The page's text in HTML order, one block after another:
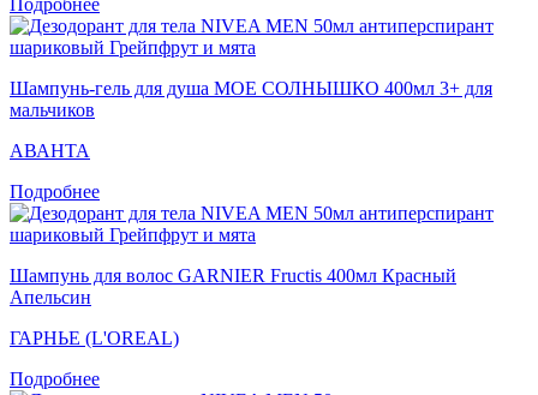
Подробнее
Шампунь-гель для душа МОЕ СОЛНЫШКО 400мл 3+ для
мальчиков
АВАНТА
Подробнее
Шампунь для волос GARNIER Fructis 400мл Красный
Апельсин
ГАРНЬЕ (L'OREAL)
Подробнее